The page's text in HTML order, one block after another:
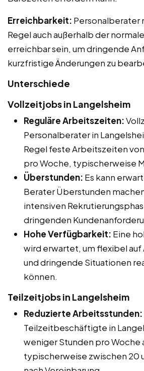
Erreichbarkeit: Personalberater
Regel auch außerhalb der
erreichbar sein, um dringende
kurzfristige Änderungen zu
Unterschiede
Vollzeitjobs in Langelsheim
Reguläre Arbeitszeiten:
Personalberater in
Regel feste Arbeitszeiten
pro Woche, typischerweise
Überstunden: Es kann
Berater Überstunden
intensiven
dringenden
Hohe Verfügbarkeit: Eine
wird erwartet, um flexibel
und dringende Situationen
können.
Teilzeitjobs in Langelsheim
Reduzierte Arbeitsstunden:
Teilzeitbeschäftigte in
weniger Stunden pro Woche
typischerweise zwischen 20